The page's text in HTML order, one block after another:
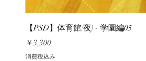
【PSD】体育館(夜) - 学園編05
価格
￥3,300
消費税込み